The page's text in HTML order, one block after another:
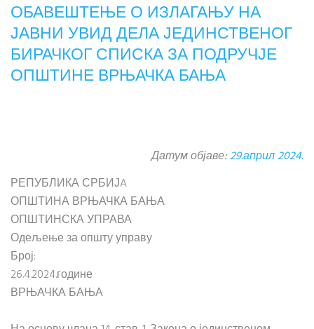
ОБАВЕШТЕЊЕ О ИЗЛАГАЊУ НА
ЈАВНИ УВИД ДЕЛА ЈЕДИНСТВЕНОГ
БИРАЧКОГ СПИСКА ЗА ПОДРУЧЈЕ
ОПШТИНЕ ВРЊАЧКА БАЊА
Датум објаве:29.април 2024.
РЕПУБЛИКА СРБИЈA
ОПШТИНА ВРЊАЧКА БАЊА
ОПШТИНСКА УПРАВА
Одељење за општу управу
Број:
26.4.2024.године
ВРЊАЧКА БАЊА